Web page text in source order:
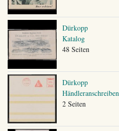
Dürkopp
Katalog
48 Seiten
Dürkopp
Händleranschreiben
2 Seiten